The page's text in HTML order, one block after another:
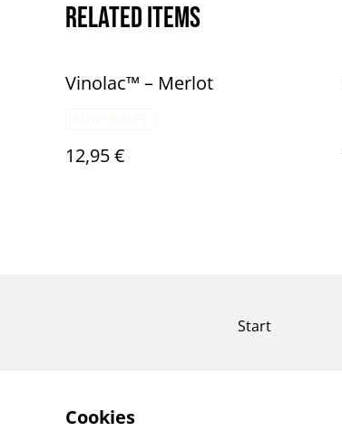
Related items
Vinolac™️ – Merlot
12,95 €
Start
Cookies